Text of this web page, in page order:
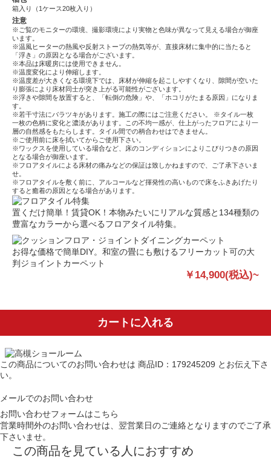
箱入り（1ケース20枚入り）
注意
※ご覧のモニターの環境、撮影環境により実物と色味が異なって見える場合が御座
います。
※温風ヒーターの熱風や反射ストーブの熱気等が、直接床材に集中的に当たると
「浮き」の原因となる場合がございます。
※本品は床暖房には使用できません。
※温度変化により伸縮します。
※温度差が大きくなる環境下では、床材が伸縮を起こしやすくなり、隙間が空いた
り膨張により床材同士が突き上がる可能性がございます。
※浮きや隙間を放置すると、「転倒の危険」や、「ホコリがたまる原因」になりま
す。
※若干寸法にバラツキがあります。施工の際にはご注意ください。 ※タイル一枚
一枚の色柄に変化と濃淡があります。この不均一感が、仕上がったフロアにより一
層の自然感をもたらします。タイル間での柄合わせはできません。
※ご使用前に床を拭いてからご使用下さい。
※ワックスを使用している場合など、床のコンディションによりこびりつきの原因
となる場合が御座います。
※フロアタイルによる床材の痛みなどの保証は致しかねますので、ご了承下さいま
せ。
※フロアタイルを敷く前に、アルコールなど揮発性の高いもので床をふきあげたり
すると癒着の原因となる場合があります。
置くだけ簡単！賃貸OK！本物みたいにリアルな質感と134種類の
豊富なカラーから選べるフロアタイル特集。
お得な価格で簡単DIY。和室の畳にも敷けるフリーカット可の大
判ジョイントカーペット
￥14,900(税込)~
カートに入れる
この商品についてのお問い合わせは 商品ID：179245209 とお伝え下さ
い。
メールでのお問い合わせ
お問い合わせフォームはこちら
営業時間外のお問い合わせは、翌営業日のご連絡となりますのでご了承
下さいませ。
この商品を見ている人におすすめ